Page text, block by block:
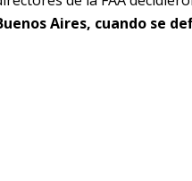
Aires, cuando se